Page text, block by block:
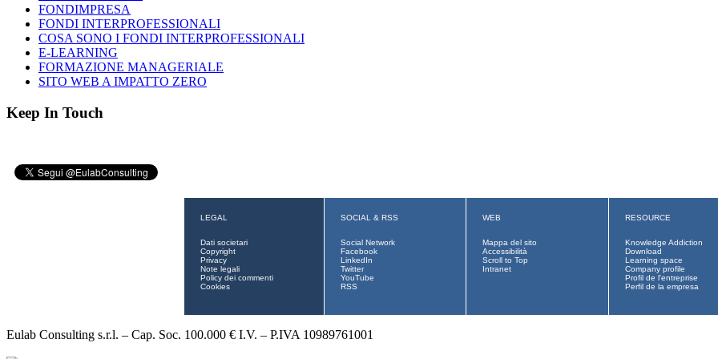
FONDIMPRESA
FONDI INTERPROFESSIONALI
COSA SONO I FONDI INTERPROFESSIONALI
E-LEARNING
FORMAZIONE MANAGERIALE
SITO WEB A IMPATTO ZERO
Keep In Touch
LEGAL SOCIAL & RSS WEB RESOURCE
Dati societari Social Network Mappa del sito Knowledge Addiction
Copyright
Facebook Accessibilità Download
Privacy
LinkedIn Scroll to Top Learning space
Note legali
Twitter Intranet
Company profile
Policy dei commenti
YouTube
Profil de l'entreprise
Cookies
RSS Perfil de la empresa
Eulab Consulting s.r.l. – Cap. Soc. 100.000 € I.V. – P.IVA 10989761001